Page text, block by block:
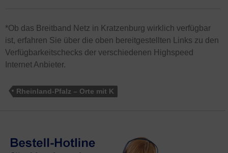
*Ob das Breitband Netz in Kratzenburg wirklich verfügbar
ist, erfahren Sie über die oben bereitgestellten Links zu den
Verfügbarkeitschecks der verschiedenen Highspeed
Internet Anbieter.
Rheinland-Pfalz – Orte mit K